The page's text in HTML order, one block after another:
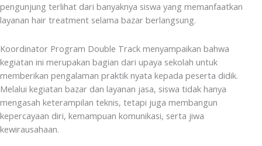
pengunjung terlihat dari banyaknya siswa yang memanfaatkan
layanan hair treatment selama bazar berlangsung.
Koordinator Program Double Track menyampaikan bahwa
kegiatan ini merupakan bagian dari upaya sekolah untuk
memberikan pengalaman praktik nyata kepada peserta didik.
Melalui kegiatan bazar dan layanan jasa, siswa tidak hanya
mengasah keterampilan teknis, tetapi juga membangun
kepercayaan diri, kemampuan komunikasi, serta jiwa
kewirausahaan.